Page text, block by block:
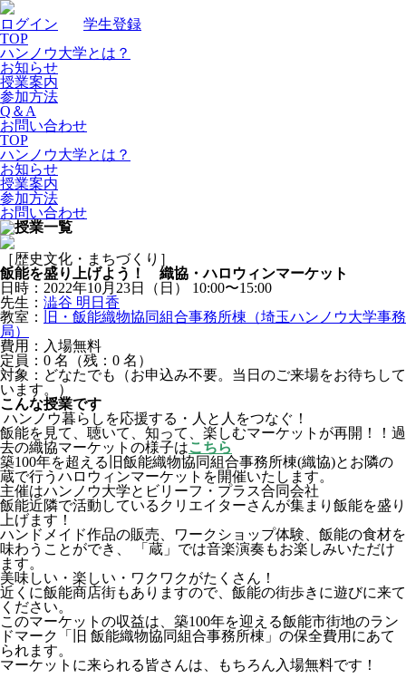
ログイン
学生登録
TOP
ハンノウ大学とは？
お知らせ
授業案内
参加方法
Q＆A
お問い合わせ
TOP
ハンノウ大学とは？
お知らせ
授業案内
参加方法
お問い合わせ
［歴史文化・まちづくり］
飯能を盛り上げよう！ 織協・ハロウィンマーケット
日時：2022年10月23日（日） 10:00〜15:00
先生： 澁谷 明日香
教室：
旧・飯能織物協同組合事務所棟（埼玉ハンノウ大学事務
局）
費用：入場無料
定員：0 名 （残：0 名 ）
対象：どなたでも（お申込み不要。当日のご来場をお待ちして
います。）
こんな授業です
ハンノウ暮らしを応援する・人と人をつなぐ！
飯能を見て、聴いて、知って、楽しむマーケットが再開！！過
去の織協マーケットの様子はこちら
築100年を超える旧飯能織物協同組合事務所棟(織協)とお隣の
蔵で行うハロウィンマーケットを開催いたします。
主催はハンノウ大学とビリーフ・プラス合同会社
飯能近隣で活動しているクリエイターさんが集まり飯能を盛り
上げます！
ハンドメイド作品の販売、ワークショップ体験、飯能の食材を
味わうことができ、 「蔵」では音楽演奏もお楽しみいただけ
ます。
美味しい・楽しい・ワクワクがたくさん！
近くに飯能商店街もありますので、飯能の街歩きに遊びに来て
ください。
このマーケットの収益は、築100年を迎える飯能市街地のラン
ドマーク「旧 飯能織物協同組合事務所棟」の保全費用にあて
られます。
マーケットに来られる皆さんは、もちろん入場無料です！